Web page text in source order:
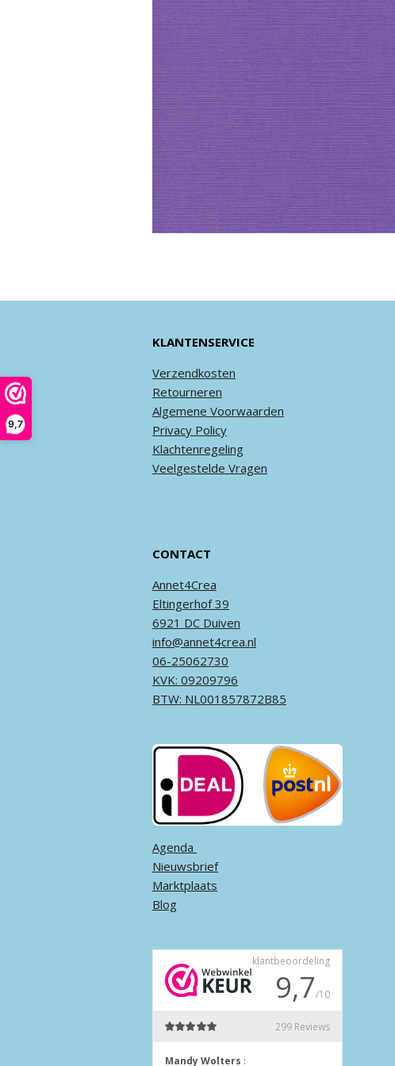
9,7
KLANTENSERVICE
Verzendkosten
Retourneren
Algemene Voorwaarden
Privacy Policy
Klachtenregeling
Veelgestelde Vragen
CONTACT
Annet4Crea
Eltingerhof 39
6921 DC Duiven
info@annet4crea.nl
06-25062730
KVK: 09209796
BTW: NL001857872B85
Agenda ​
Nieuwsbrief
Marktplaats
Blog